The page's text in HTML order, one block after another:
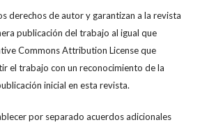
derechos de autor y garantizan a la revista
publicación del trabajo al igual que
Commons Attribution License que
el trabajo con un reconocimiento de la
inicial en esta revista.
por separado acuerdos adicionales